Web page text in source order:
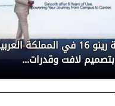
أوبو تطلق سلسلة رينو 16 في
بتصميم لافت وقدرات...